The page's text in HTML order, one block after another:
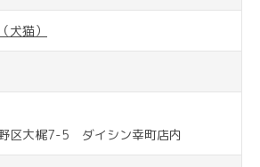
犬猫）
区大梶7-5 ダイシン幸町店内